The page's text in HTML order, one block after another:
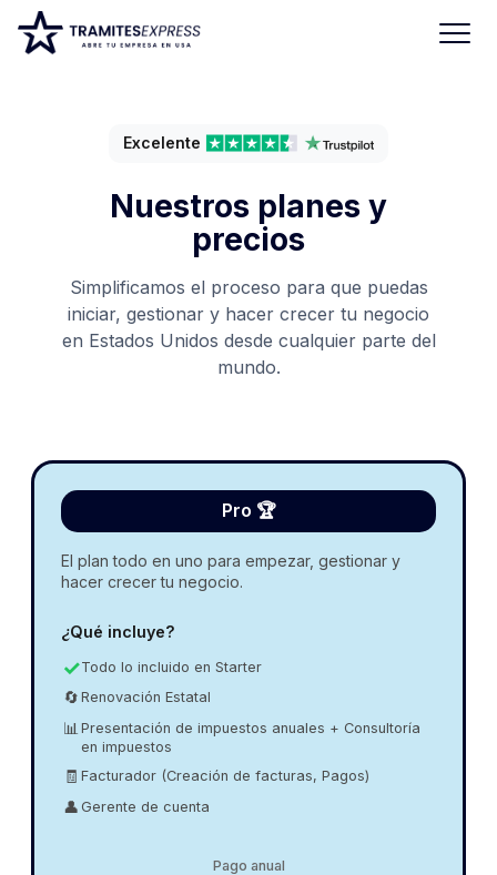
Excelente
Nuestros planes y
precios
Simplificamos el proceso para que puedas
iniciar, gestionar y hacer crecer tu negocio
en Estados Unidos desde cualquier parte del
mundo.
Pro 🏆
El plan todo en uno para empezar, gestionar y
hacer crecer tu negocio.
¿Qué incluye?
✓Todo lo incluido en Starter
🔄 Renovación Estatal
📊 Presentación de impuestos anuales + Consultoría
en impuestos
🧾 Facturador (Creación de facturas, Pagos)
👤 Gerente de cuenta
Pago anual